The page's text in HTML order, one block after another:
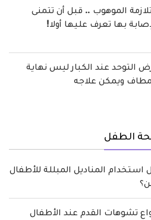
الموهوب .. قبل أن تتمنى
بها تعرف عليها أولا!
التوحد عند الكبار ليس نهاية
ويمكن علاجه
الطفل
استخدام المناديل المبللة للأطفال
تشوهات القدم عند الأطفال